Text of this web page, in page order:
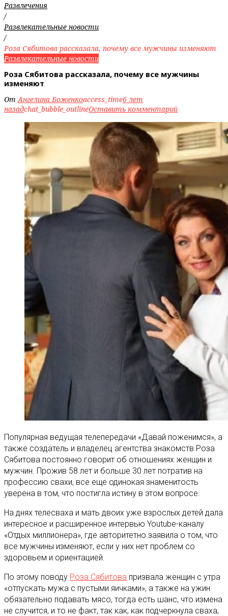
Развлечения
/
Развлекательные новости
/
Роза Сябитова рассказала, почему все мужчины изменяют
Развлекательные новости
Роза Сябитова рассказала, почему все мужчины
изменяют
ОтАнгелина Боженкоaccess_time6 лет
назадchat_bubble_outlineОставить комментарий
Популярная ведущая телепередачи «Давай поженимся», а
также создатель и владелец агентства знакомств Роза
Сябитова постоянно говорит об отношениях женщин и
мужчин. Прожив 58 лет и больше 30 лет потратив на
профессию свахи, все еще одинокая знаменитость
уверена в том, что постигла истину в этом вопросе.
На днях телесваха и мать двоих уже взрослых детей дала
интересное и расширенное интервью Youtube-каналу
«Отдых миллионера», где авторитетно заявила о том, что
все мужчины изменяют, если у них нет проблем со
здоровьем и ориентацией.
По этому поводу Роза Сябитова призвала женщин с утра
«отпускать мужа с пустыми яичками», а также на ужин
обязательно подавать мясо, тогда есть шанс, что измена
не случится, и то не факт, так как, как подчеркнула сваха,